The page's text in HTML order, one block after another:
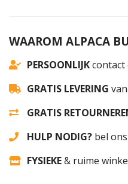
WAAROM ALPACA
PERSOONLIJKcontact
GRATIS LEVERING
GRATIS
HULP NODIG? bel
FYSIEKE& ruime